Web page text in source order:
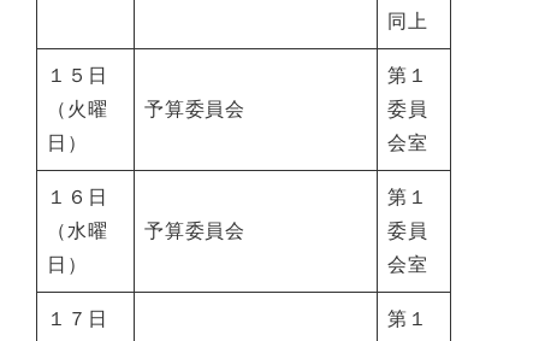
同上
１５日
（火曜
日）
予算委員会
第１
委員
会室
１６日
（水曜
日）
予算委員会
第１
委員
会室
１７日
第１